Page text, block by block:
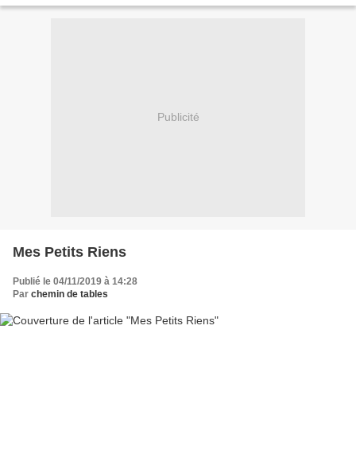
Publicité
Mes Petits Riens
Publié le 04/11/2019 à 14:28
Par chemin de tables